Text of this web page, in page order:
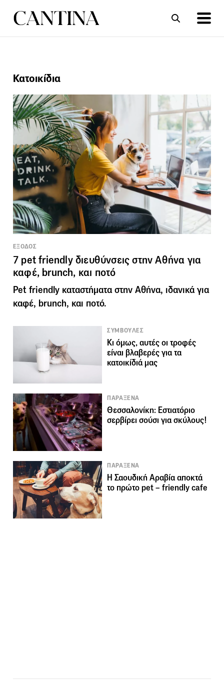
ΣΥΝΤΑΓΕΣ
Κατοικίδια
ΕΞΟΔΟΣ
7 pet friendly διευθύνσεις στην Αθήνα για
καφέ, brunch, και ποτό
Pet friendly καταστήματα στην Αθήνα, ιδανικά για
καφέ, brunch, και ποτό.
ΣΥΜΒΟΥΛΕΣ
Kι όμως, αυτές οι τροφές
είναι βλαβερές για τα
κατοικίδιά μας
ΠΑΡΑΞΕΝΑ
Θεσσαλονίκη: Εστιατόριο
σερβίρει σούσι για σκύλους!
ΠΑΡΑΞΕΝΑ
Η Σαουδική Αραβία αποκτά
το πρώτο pet – friendly cafe